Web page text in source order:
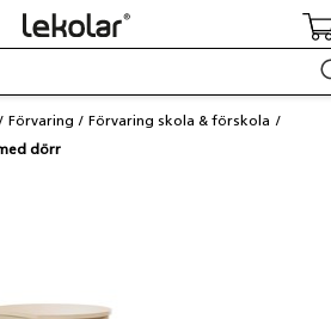
Förvaring
Förvaring skola & förskola
dörr